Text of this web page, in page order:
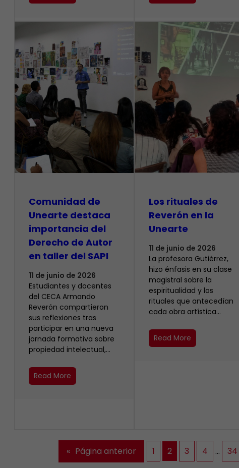
Comunidad de
Unearte destaca
importancia del
Derecho de Autor
en taller del SAPI
11 de junio de 2026
Estudiantes y docentes
del CECA Armando
Reverón compartieron
sus reflexiones tras
participar en una nueva
jornada formativa sobre
propiedad intelectual,…
Read More
Los rituales de
Reverón en la
Unearte
11 de junio de 2026
La profesora Gutiérrez,
hizo énfasis en su clase
magistral sobre la
espiritualidad y los
rituales que antecedían
cada obra artística…
Read More
« Página anterior 1 2 3 4 … 34